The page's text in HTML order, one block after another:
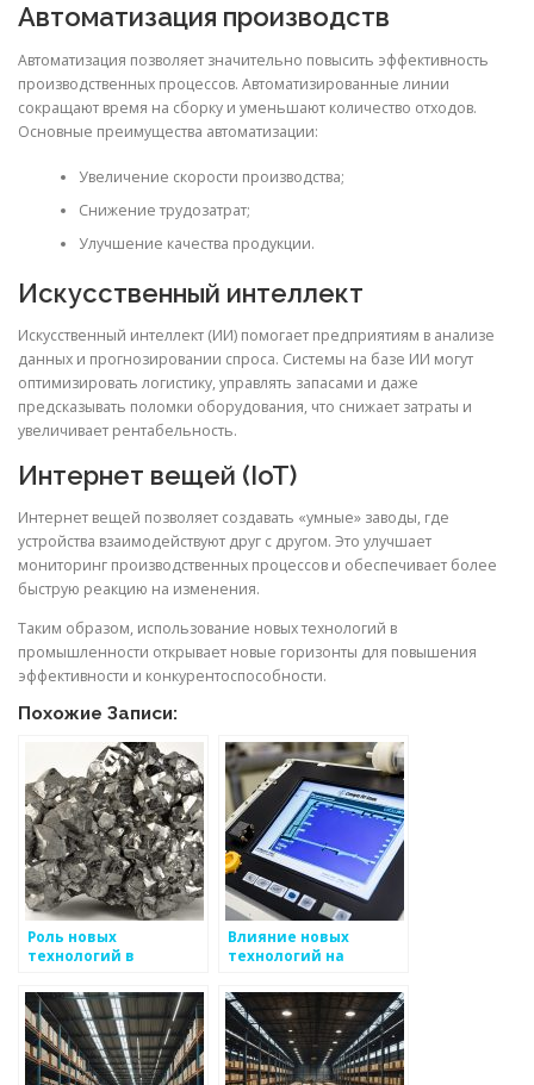
Автоматизация производств
Автоматизация позволяет значительно повысить эффективность
производственных процессов. Автоматизированные линии
сокращают время на сборку и уменьшают количество отходов.
Основные преимущества автоматизации:
Увеличение скорости производства;
Снижение трудозатрат;
Улучшение качества продукции.
Искусственный интеллект
Искусственный интеллект (ИИ) помогает предприятиям в анализе
данных и прогнозировании спроса. Системы на базе ИИ могут
оптимизировать логистику, управлять запасами и даже
предсказывать поломки оборудования, что снижает затраты и
увеличивает рентабельность.
Интернет вещей (IoT)
Интернет вещей позволяет создавать «умные» заводы, где
устройства взаимодействуют друг с другом. Это улучшает
мониторинг производственных процессов и обеспечивает более
быструю реакцию на изменения.
Таким образом, использование новых технологий в
промышленности открывает новые горизонты для повышения
эффективности и конкурентоспособности.
Похожие Записи:
Роль новых
технологий в
металлоизделий
Влияние новых
технологий на
металлоизделий